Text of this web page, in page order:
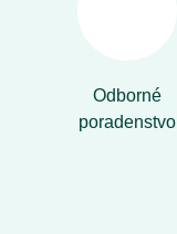
Odborné
poradenstvo